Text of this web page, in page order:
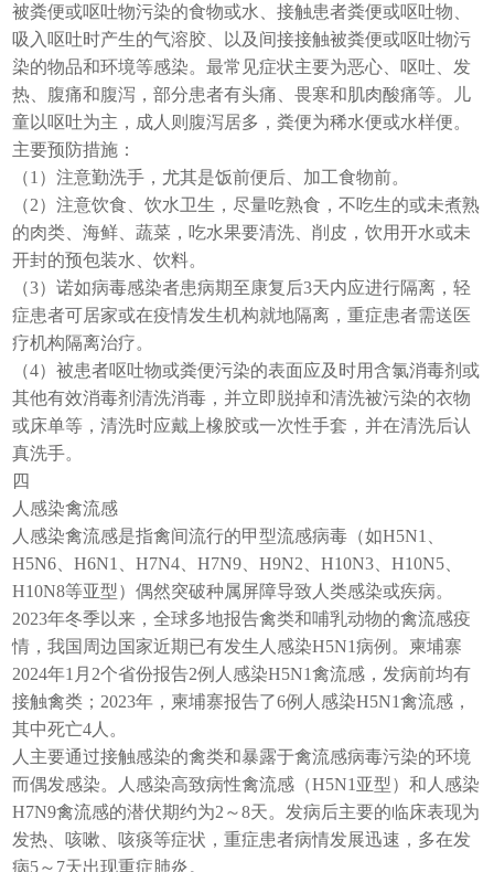
被粪便或呕吐物污染的食物或水、接触患者粪便或呕吐物、
吸入呕吐时产生的气溶胶、以及间接接触被粪便或呕吐物污
染的物品和环境等感染。最常见症状主要为恶心、呕吐、发
热、腹痛和腹泻，部分患者有头痛、畏寒和肌肉酸痛等。儿
童以呕吐为主，成人则腹泻居多，粪便为稀水便或水样便。
主要预防措施：
（1）注意勤洗手，尤其是饭前便后、加工食物前。
（2）注意饮食、饮水卫生，尽量吃熟食，不吃生的或未煮熟
的肉类、海鲜、蔬菜，吃水果要清洗、削皮，饮用开水或未
开封的预包装水、饮料。
（3）诺如病毒感染者患病期至康复后3天内应进行隔离，轻
症患者可居家或在疫情发生机构就地隔离，重症患者需送医
疗机构隔离治疗。
（4）被患者呕吐物或粪便污染的表面应及时用含氯消毒剂或
其他有效消毒剂清洗消毒，并立即脱掉和清洗被污染的衣物
或床单等，清洗时应戴上橡胶或一次性手套，并在清洗后认
真洗手。
四
人感染禽流感
人感染禽流感是指禽间流行的甲型流感病毒（如H5N1、
H5N6、H6N1、H7N4、H7N9、H9N2、H10N3、H10N5、
H10N8等亚型）偶然突破种属屏障导致人类感染或疾病。
2023年冬季以来，全球多地报告禽类和哺乳动物的禽流感疫
情，我国周边国家近期已有发生人感染H5N1病例。柬埔寨
2024年1月2个省份报告2例人感染H5N1禽流感，发病前均有
接触禽类；2023年，柬埔寨报告了6例人感染H5N1禽流感，
其中死亡4人。
人主要通过接触感染的禽类和暴露于禽流感病毒污染的环境
而偶发感染。人感染高致病性禽流感（H5N1亚型）和人感染
H7N9禽流感的潜伏期约为2～8天。发病后主要的临床表现为
发热、咳嗽、咳痰等症状，重症患者病情发展迅速，多在发
病5～7天出现重症肺炎。